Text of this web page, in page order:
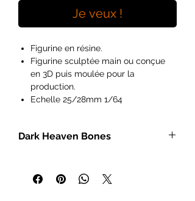
Je veux !
Figurine en résine.
Figurine sculptée main ou conçue
en 3D puis moulée pour la
production.
Echelle 25/28mm 1/64
Figurines vendues non peintes et
Les figurines Reaper Miniatures sont
Dark Heaven Bones
- Bases intégrales